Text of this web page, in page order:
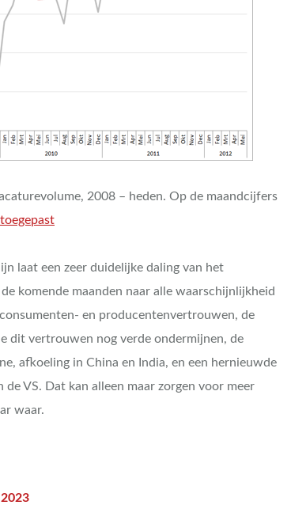
2008 – heden. Op de maandcijfers
laat een zeer duidelijke daling van het
komende maanden naar alle waarschijnlijkheid
en producentenvertrouwen, de
dit vertrouwen nog verde ondermijnen, de
afkoeling in China en India, en een hernieuwde
VS. Dat kan alleen maar zorgen voor meer
waar.